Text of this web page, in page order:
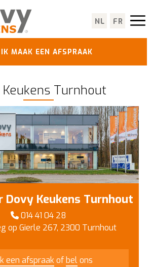
NL FR
IK MAAK EEN AFSPRAAK
Keukens Turnhout
Dovy Keukens Turnhout
014 41 04 28
op Gierle 267, 2300 Turnhout
een afspraakofbelons